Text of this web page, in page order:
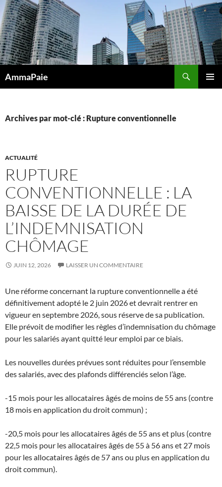
Aller
au
contenu
AmmaPaie
Archives par mot-clé : Rupture conventionnelle
ACTUALITÉ
RUPTURE
CONVENTIONNELLE : LA
BAISSE DE LA DURÉE DE
L’INDEMNISATION
CHÔMAGE
JUIN 12, 2026 LAISSER UN COMMENTAIRE
Une réforme concernant la rupture conventionnelle a été
définitivement adopté le 2 juin 2026 et devrait rentrer en
vigueur en septembre 2026, sous réserve de sa publication.
Elle prévoit de modifier les règles d’indemnisation du chômage
pour les salariés ayant quitté leur emploi par ce biais.
Les nouvelles durées prévues sont réduites pour l’ensemble
des salariés, avec des plafonds différenciés selon l’âge.
-15 mois pour les allocataires âgés de moins de 55 ans (contre
18 mois en application du droit commun) ;
-20,5 mois pour les allocataires âgés de 55 ans et plus (contre
22,5 mois pour les allocataires âgés de 55 à 56 ans et 27 mois
pour les allocataires âgés de 57 ans ou plus en application du
droit commun).